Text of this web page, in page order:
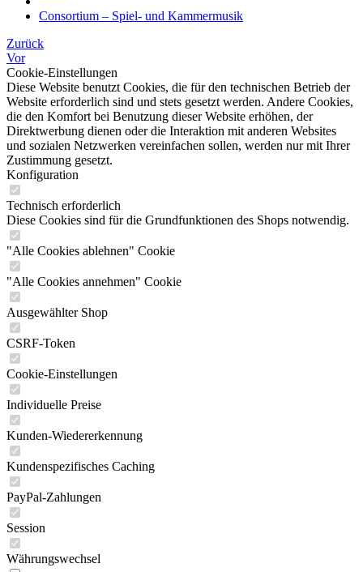
Consortium – Spiel- und Kammermusik
Zurück
Vor
Cookie-Einstellungen
Diese Website benutzt Cookies, die für den technischen Betrieb der
Website erforderlich sind und stets gesetzt werden. Andere Cookies,
die den Komfort bei Benutzung dieser Website erhöhen, der
Direktwerbung dienen oder die Interaktion mit anderen Websites
und sozialen Netzwerken vereinfachen sollen, werden nur mit Ihrer
Zustimmung gesetzt.
Konfiguration
Technisch erforderlich
Diese Cookies sind für die Grundfunktionen des Shops notwendig.
"Alle Cookies ablehnen" Cookie
"Alle Cookies annehmen" Cookie
Ausgewählter Shop
CSRF-Token
Cookie-Einstellungen
Individuelle Preise
Kunden-Wiedererkennung
Kundenspezifisches Caching
PayPal-Zahlungen
Session
Währungswechsel